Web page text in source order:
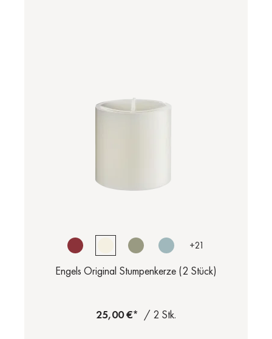
+21
Engels Original Stumpenkerze (2 Stück)
25,00 €* / 2 Stk.